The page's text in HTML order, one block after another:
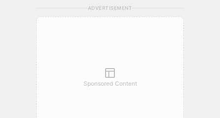
ADVERTISEMENT
Sponsored Content